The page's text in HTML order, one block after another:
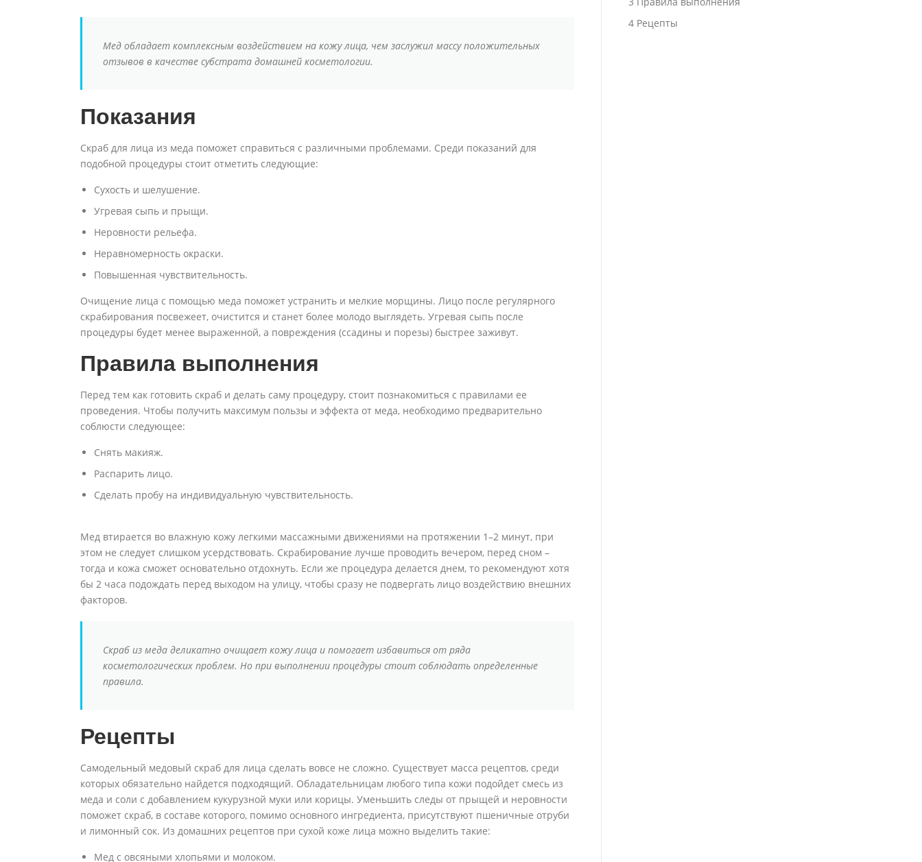
Мед обладает комплексным воздействием на кожу лица, чем заслужил массу положительных
отзывов в качестве субстрата домашней косметологии.
Показания
Скраб для лица из меда поможет справиться с различными проблемами. Среди показаний для
подобной процедуры стоит отметить следующие:
Сухость и шелушение.
Угревая сыпь и прыщи.
Неровности рельефа.
Неравномерность окраски.
Повышенная чувствительность.
Очищение лица с помощью меда поможет устранить и мелкие морщины. Лицо после регулярного
скрабирования посвежеет, очистится и станет более молодо выглядеть. Угревая сыпь после
процедуры будет менее выраженной, а повреждения (ссадины и порезы) быстрее заживут.
Правила выполнения
Перед тем как готовить скраб и делать саму процедуру, стоит познакомиться с правилами ее
проведения. Чтобы получить максимум пользы и эффекта от меда, необходимо предварительно
соблюсти следующее:
Снять макияж.
Распарить лицо.
Сделать пробу на индивидуальную чувствительность.
Мед втирается во влажную кожу легкими массажными движениями на протяжении 1–2 минут, при
этом не следует слишком усердствовать. Скрабирование лучше проводить вечером, перед сном –
тогда и кожа сможет основательно отдохнуть. Если же процедура делается днем, то рекомендуют хотя
бы 2 часа подождать перед выходом на улицу, чтобы сразу не подвергать лицо воздействию внешних
факторов.
Скраб из меда деликатно очищает кожу лица и помогает избавиться от ряда
косметологических проблем. Но при выполнении процедуры стоит соблюдать определенные
правила.
Рецепты
Самодельный медовый скраб для лица сделать вовсе не сложно. Существует масса рецептов, среди
которых обязательно найдется подходящий. Обладательницам любого типа кожи подойдет смесь из
меда и соли с добавлением кукурузной муки или корицы. Уменьшить следы от прыщей и неровности
поможет скраб, в составе которого, помимо основного ингредиента, присутствуют пшеничные отруби
и лимонный сок. Из домашних рецептов при сухой коже лица можно выделить такие:
Мед с овсяными хлопьями и молоком.
4Рецепты